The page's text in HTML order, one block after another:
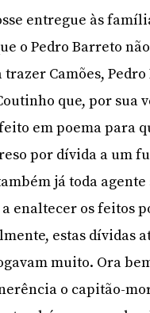
entregue às
o Pedro Barreto
trazer Camões,
que, por sua
em poema para
por dívida a um
já toda
enaltecer os feitos
estas dívidas
muito. Ora
o capitão-